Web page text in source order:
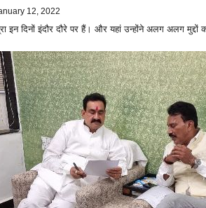
12, 2022
इन दिनों इंदौर दौरे पर हैं। और यहां उन्होंने अलग अलग